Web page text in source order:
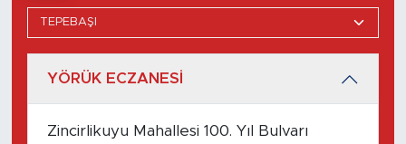
YÖRÜK ECZANESİ
Zincirlikuyu Mahallesi 100. Yıl Bulvarı